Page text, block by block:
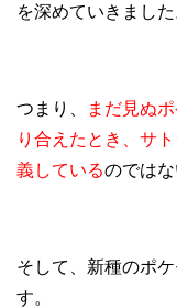
を深めていきました
つまり、
まだ見ぬ
り合えたとき、サ
義しているのでは
そして、新種のポ
す。